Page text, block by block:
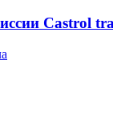
Castrol